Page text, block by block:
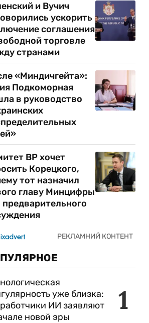
и Вучич
ускорить
соглашения
торговле
странами
«Миндичгейта»:
Подкоморная
в руководство
ВР хочет
Корецкого,
тот назначил
главу Минцифры
предварительного
1
уже близка:
ИИ заявляют
новой эры